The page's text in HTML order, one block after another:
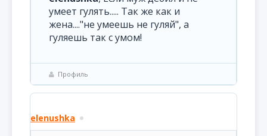
умеет гулять..... Так же как и
жена...."не умеешь не гуляй", а
гуляешь так с умом!
Профиль
elenushka